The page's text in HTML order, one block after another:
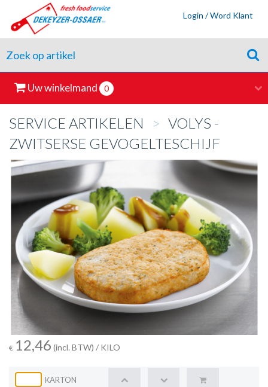
Login / Word Klant
Uw winkelmand 0
SERVICE ARTIKELEN > VOLYS -
ZWITSERSE GEVOGELTESCHIJF
€ 12,46 (incl. BTW) / KILO
KARTON